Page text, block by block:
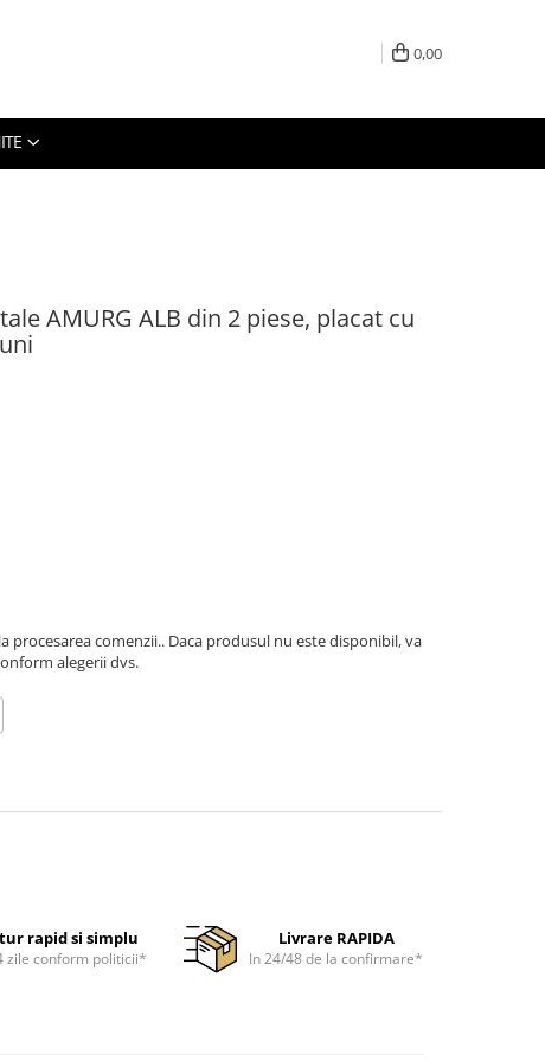
0,00
AMURG ALB din 2 piese, placat cu
procesarea comenzii.. Daca produsul nu este disponibil, va
alegerii dvs.
rapid si simplu
zile conform politicii*
Livrare RAPIDA
In 24/48 de la confirmare*